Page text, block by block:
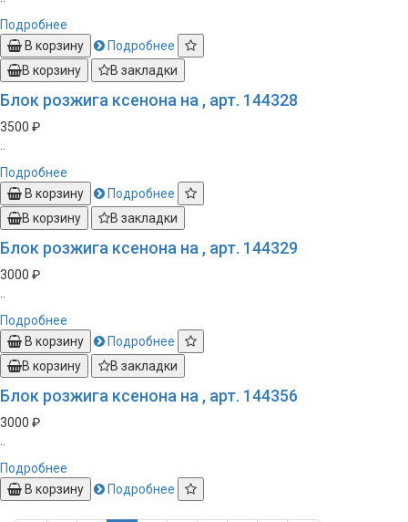
Подробнее
В корзину
Подробнее
В корзину
В закладки
Блок розжига ксенона на , арт. 144328
3500 ₽
Подробнее
В корзину
Подробнее
В корзину
В закладки
Блок розжига ксенона на , арт. 144329
3000 ₽
Подробнее
В корзину
Подробнее
В корзину
В закладки
Блок розжига ксенона на , арт. 144356
3000 ₽
Подробнее
В корзину
Подробнее